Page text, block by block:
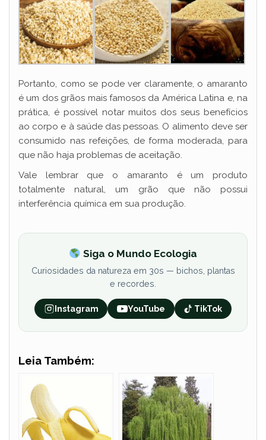
Portanto, como se pode ver claramente, o amaranto
é um dos grãos mais famosos da América Latina e, na
prática, é possível notar muitos dos seus benefícios
ao corpo e à saúde das pessoas. O alimento deve ser
consumido nas refeições, de forma moderada, para
que não haja problemas de aceitação.
Vale lembrar que o amaranto é um produto
totalmente natural, um grão que não possui
interferência química em sua produção.
Siga o Mundo Ecologia
Curiosidades da natureza em 30s — bichos, plantas
e recordes.
Instagram YouTube TikTok
Leia Também: